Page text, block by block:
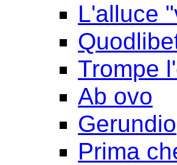
L'alluce
Trompe
Ab ovo
Gerundio
Prima